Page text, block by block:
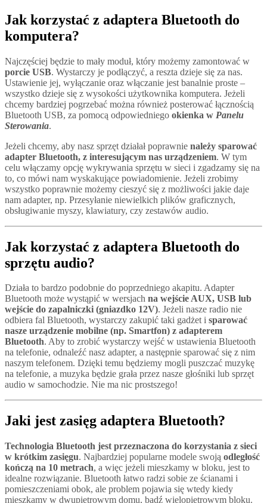
Jak korzystać z adaptera Bluetooth do
komputera?
Najczęściej będzie to mały moduł, który możemy zamontować w
porcie USB. Wystarczy je podłączyć, a reszta dzieje się za nas.
Ustawienie jej, wyłączanie oraz włączanie jest banalnie proste –
wszystko dzieje się z wysokości użytkownika komputera. Jeżeli
chcemy bardziej pogrzebać można również posterować łącznością
Bluetooth USB, za pomocą odpowiedniego okienka w Panelu
Sterowania.
Jeżeli chcemy, aby nasz sprzęt działał poprawnie należy sparować
adapter Bluetooth, z interesującym nas urządzeniem. W tym
celu włączamy opcję wykrywania sprzętu w sieci i zgadzamy się na
to, co mówi nam wyskakujące powiadomienie. Jeżeli zrobimy
wszystko poprawnie możemy cieszyć się z możliwości jakie daje
nam adapter, np. Przesyłanie niewielkich plików graficznych,
obsługiwanie myszy, klawiatury, czy zestawów audio.
Jak korzystać z adaptera Bluetooth do
sprzętu audio?
Działa to bardzo podobnie do poprzedniego akapitu. Adapter
Bluetooth może wystąpić w wersjach na wejście AUX, USB lub
wejście do zapalniczki (gniazdko 12V). Jeżeli nasze radio nie
odbiera fal Bluetooth, wystarczy zakupić taki gadżet i sparować
nasze urządzenie mobilne (np. Smartfon) z adapterem
Bluetooth. Aby to zrobić wystarczy wejść w ustawienia Bluetooth
na telefonie, odnaleźć nasz adapter, a następnie sparować się z nim
naszym telefonem. Dzięki temu będziemy mogli puszczać muzykę
na telefonie, a muzyka będzie grała przez nasze głośniki lub sprzęt
audio w samochodzie. Nie ma nic prostszego!
Jaki jest zasięg adaptera Bluetooth?
Technologia Bluetooth jest przeznaczona do korzystania z sieci
w krótkim zasięgu. Najbardziej popularne modele swoją odległość
kończą na 10 metrach, a więc jeżeli mieszkamy w bloku, jest to
idealne rozwiązanie. Bluetooth łatwo radzi sobie ze ścianami i
pomieszczeniami obok, ale problem pojawia się wtedy kiedy
mieszkamy w dwupiętrowym domu, bądź wielopiętrowym bloku.